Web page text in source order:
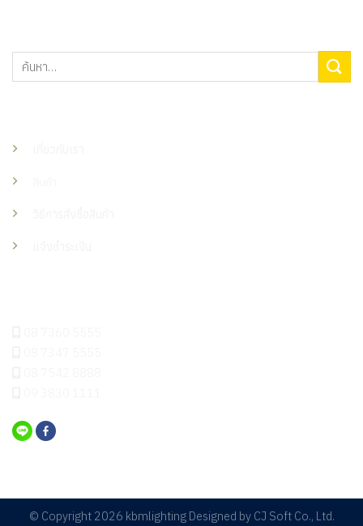
ค้นหา:
© Copyright 2026 kbmlighting Designed by CJ Soft Co., Ltd.